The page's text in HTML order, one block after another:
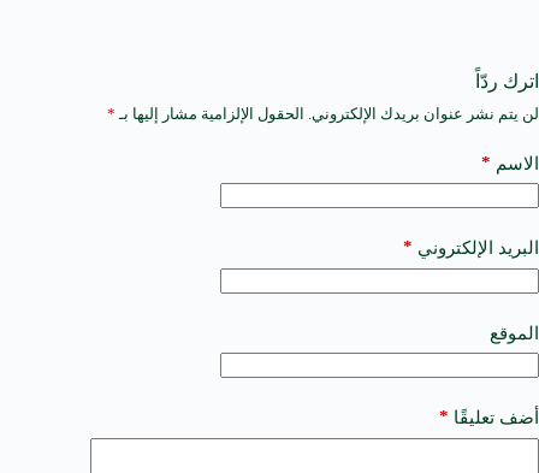
اترك ردّاً
لن يتم نشر عنوان بريدك الإلكتروني. الحقول الإلزامية مشار إليها بـ *
الاسم *
البريد الإلكتروني *
الموقع
أضف تعليقًا *
A
t
e
a
t
i
e
: